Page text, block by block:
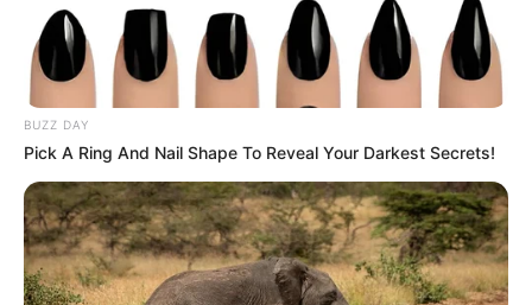
Linkdo vídeo no YouTube:Passo a Passo – Flor de
fuxico com pétalas
Se você gostou da dessaflor de fuxico com
pétalas finas, deixe o seu recado, vamos adorar
BUZZ DAY
Pick A Ring And Nail Shape To Reveal Your Darkest Secrets!